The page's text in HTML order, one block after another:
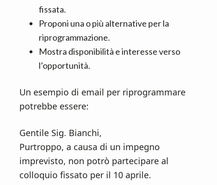
fissata.
Proponi una o più alternative per la
riprogrammazione.
Mostra disponibilità e interesse verso
l’opportunità.
Un esempio di email per riprogrammare
potrebbe essere:
Gentile Sig. Bianchi,
Purtroppo, a causa di un impegno
imprevisto, non potrò partecipare al
colloquio fissato per il 10 aprile.